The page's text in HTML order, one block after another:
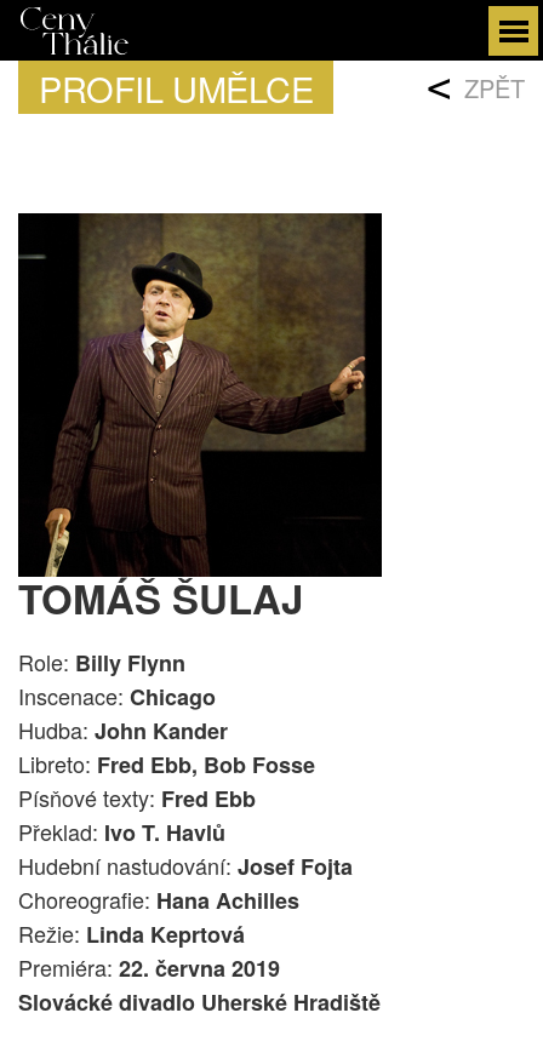
PROFIL UMĚLCE < ZPĚT
TOMÁŠ ŠULAJ
Role: Billy Flynn
Inscenace: Chicago
Hudba: John Kander
Libreto: Fred Ebb, Bob Fosse
Písňové texty: Fred Ebb
Překlad: Ivo T. Havlů
Hudební nastudování: Josef Fojta
Choreografie: Hana Achilles
Režie: Linda Keprtová
Premiéra: 22. června 2019
Slovácké divadlo Uherské Hradiště